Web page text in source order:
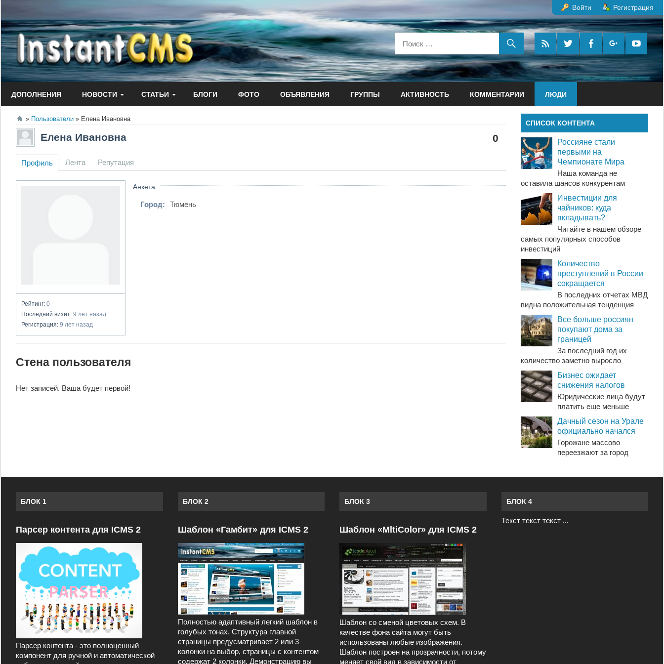
к
содержанию
Войти Регистрация
ДОПОЛНЕНИЯ НОВОСТИ СТАТЬИ БЛОГИ ФОТО ОБЪЯВЛЕНИЯ ГРУППЫ АКТИВНОСТЬ КОММЕНТАРИИ ЛЮДИ
Пользователи Елена Ивановна
0
Елена Ивановна
Профиль Лента Репутация
Рейтинг: 0
Последний визит: 9 лет назад
Регистрация: 9 лет назад
Анкета
Город: Тюмень
Стена пользователя
Нет записей. Ваша будет первой!
СПИСОК КОНТЕНТА
Россияне стали
первыми на
Чемпионате Мира
Наша команда не
оставила шансов конкурентам
Инвестиции для
чайников: куда
вкладывать?
Читайте в нашем обзоре
самых популярных способов
инвестиций
Количество
преступлений в России
сокращается
В последних отчетах МВД
видна положительная тенденция
Все больше россиян
покупают дома за
границей
За последний год их
количество заметно выросло
Бизнес ожидает
снижения налогов
Юридические лица будут
платить еще меньше
Дачный сезон на Урале
официально начался
Горожане массово
переезжают за город
БЛОК 1
Парсер контента для ICMS 2
Парсер контента - это полноценный
компонент для ручной и автоматической
БЛОК 2
Шаблон «Гамбит» для ICMS 2
Полностью адаптивный легкий шаблон в
голубых тонах. Структура главной
страницы предусматривает 2 или 3
колонки на выбор, страницы с контентом
содержат 2 колонки. Демонстрацию вы
БЛОК 3
Шаблон «MltiColor» для ICMS 2
Шаблон со сменой цветовых схем. В
качестве фона сайта могут быть
использованы любые изображения.
Шаблон построен на прозрачности, потому
меняет свой вид в зависимости от
БЛОК 4
Текст текст текст ...